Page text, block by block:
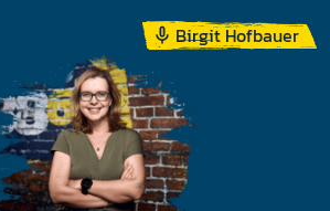
Birgit Hofbauer